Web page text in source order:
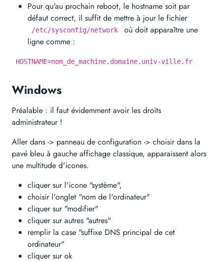
Pour qu'au prochain reboot, le hostname soit par
défaut correct, il suffit de mettre à jour le fichier
/etc/sysconfig/network
où doit apparaître une
ligne comme :
HOSTNAME=nom_de_machine.domaine.univ-ville.fr
Windows
Préalable : il faut évidemment avoir les droits
administrateur !
Aller dans -> panneau de configuration -> choisir dans la
pavé bleu à gauche affichage classique, apparaissent alors
une multitude d'icones.
cliquer sur l'icone "système",
choisir l'onglet "nom de l'ordinateur"
cliquer sur "modifier"
cliquer sur autres "autres"
remplir la case "suffixe DNS principal de cet
ordinateur"
cliquer sur ok